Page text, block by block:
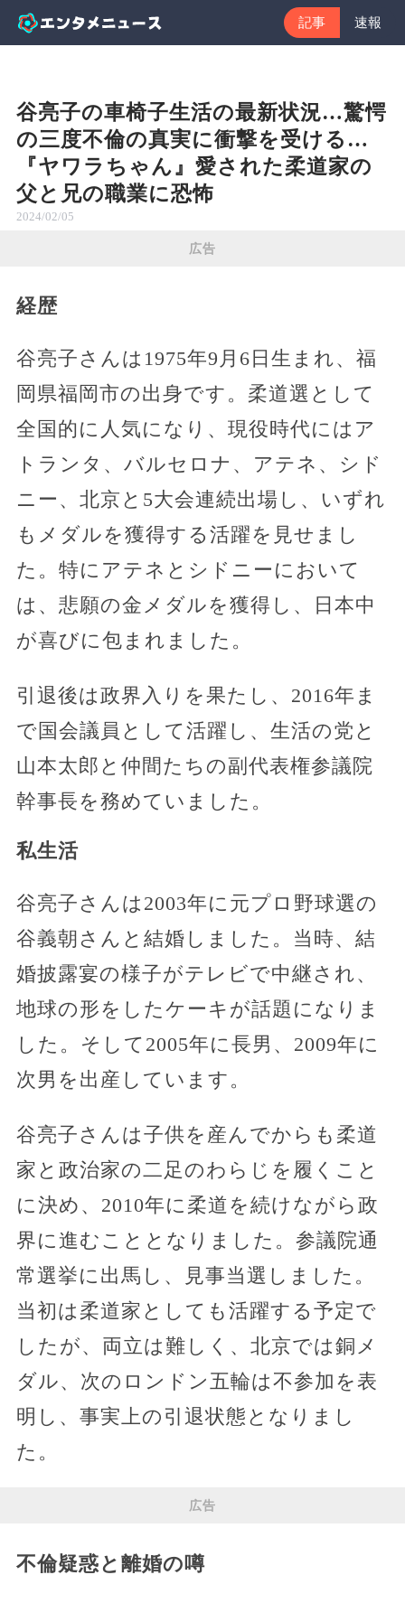
記事 速報
谷亮子の車椅子生活の最新状況…驚愕
の三度不倫の真実に衝撃を受ける…
『ヤワラちゃん』愛された柔道家の
父と兄の職業に恐怖
2024/02/05
広告
経歴
谷亮子さんは1975年9月6日生まれ、福
岡県福岡市の出身です。柔道選として
全国的に人気になり、現役時代にはア
トランタ、バルセロナ、アテネ、シド
ニー、北京と5大会連続出場し、いずれ
もメダルを獲得する活躍を見せまし
た。特にアテネとシドニーにおいて
は、悲願の金メダルを獲得し、日本中
が喜びに包まれました。
引退後は政界入りを果たし、2016年ま
で国会議員として活躍し、生活の党と
山本太郎と仲間たちの副代表権参議院
幹事長を務めていました。
私生活
谷亮子さんは2003年に元プロ野球選の
谷義朝さんと結婚しました。当時、結
婚披露宴の様子がテレビで中継され、
地球の形をしたケーキが話題になりま
した。そして2005年に長男、2009年に
次男を出産しています。
谷亮子さんは子供を産んでからも柔道
家と政治家の二足のわらじを履くこと
に決め、2010年に柔道を続けながら政
界に進むこととなりました。参議院通
常選挙に出馬し、見事当選しました。
当初は柔道家としても活躍する予定で
したが、両立は難しく、北京では銅メ
ダル、次のロンドン五輪は不参加を表
明し、事実上の引退状態となりまし
た。
広告
不倫疑惑と離婚の噂